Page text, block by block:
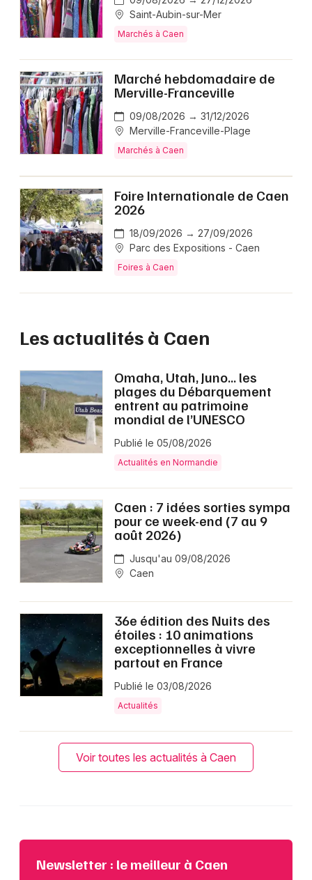
Saint-Aubin-sur-Mer
Marchés à Caen
Marché hebdomadaire de
Merville-Franceville
09/08/2026 → 31/12/2026
Merville-Franceville-Plage
Marchés à Caen
Foire Internationale de Caen
2026
18/09/2026 → 27/09/2026
Parc des Expositions - Caen
Foires à Caen
Les actualités à Caen
Omaha, Utah, Juno… les
plages du Débarquement
entrent au patrimoine
mondial de l’UNESCO
Publié le 05/08/2026
Actualités en Normandie
Caen : 7 idées sorties sympa
pour ce week-end (7 au 9
août 2026)
Jusqu'au 09/08/2026
Caen
36e édition des Nuits des
étoiles : 10 animations
exceptionnelles à vivre
partout en France
Publié le 03/08/2026
Actualités
Voir toutes les actualités à Caen
Newsletter : le meilleur à Caen